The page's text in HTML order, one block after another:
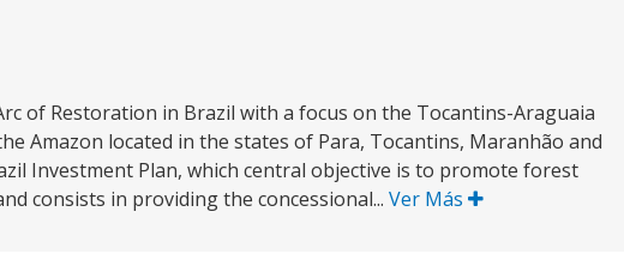
of Restoration in Brazil with a focus on the Tocantins-Araguaia
Amazon located in the states of Para, Tocantins, Maranhão and
Investment Plan, which central objective is to promote forest
consists in providing the concessional... Ver Más